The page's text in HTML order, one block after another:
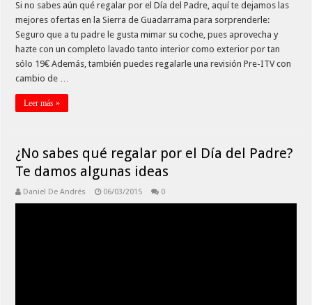
Si no sabes aún qué regalar por el Día del Padre, aquí te dejamos las
mejores ofertas en la Sierra de Guadarrama para sorprenderle:
Seguro que a tu padre le gusta mimar su coche, pues aprovecha y
hazte con un completo lavado tanto interior como exterior por tan
sólo 19€ Además, también puedes regalarle una revisión Pre-ITV con
cambio de …
Leer más »
¿No sabes qué regalar por el Día del Padre?
Te damos algunas ideas
Daniel De Andrés 06/03/2015 0